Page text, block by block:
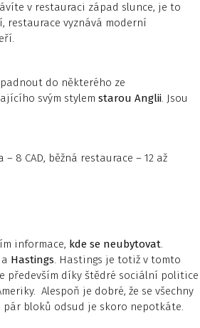
v restauraci západ slunce, je to
restaurace vyznává moderní
do některého ze
svým stylem starou Anglii. Jsou
– 8 CAD, běžná restaurace – 12 až
informace, kde se neubytovat.
a Hastings. Hastings je totiž v tomto
především díky štědré sociální politice
Alespoň je dobré, že se všechny
bloků odsud je skoro nepotkáte.